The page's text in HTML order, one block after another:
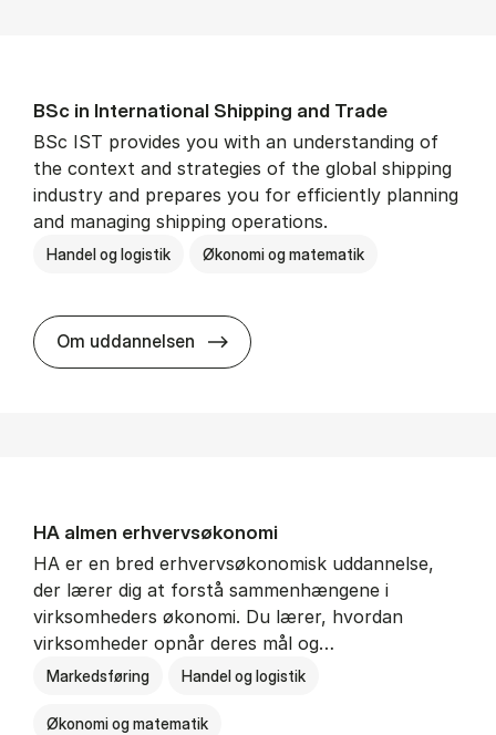
BSc in In­ter­na­tion­al Ship­ping and Trade
BSc IST provides you with an understanding of
the context and strategies of the global shipping
industry and prepares you for efficiently planning
and managing shipping operations.
Handel og logistik Økonomi og matematik
Om uddannelsen BSc in In­ter­na­tion­al Ship­ping
HA al­men erhvervs­økonomi
HA er en bred erhvervsøkonomisk uddannelse,
der lærer dig at forstå sammenhængene i
virksomheders økonomi. Du lærer, hvordan
virksomheder opnår deres mål og…
Markedsføring Handel og logistik
Økonomi og matematik